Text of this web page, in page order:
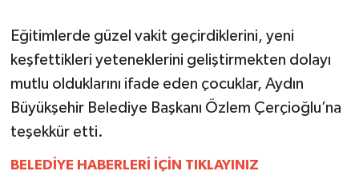
Eğitimlerde güzel vakit geçirdiklerini, yeni
keşfettikleri yeteneklerini geliştirmekten dolayı
mutlu olduklarını ifade eden çocuklar, Aydın
Büyükşehir Belediye Başkanı Özlem Çerçioğlu’na
teşekkür etti.
BELEDİYE HABERLERİ İÇİN TIKLAYINIZ
KÜTAHYA
MANİSA